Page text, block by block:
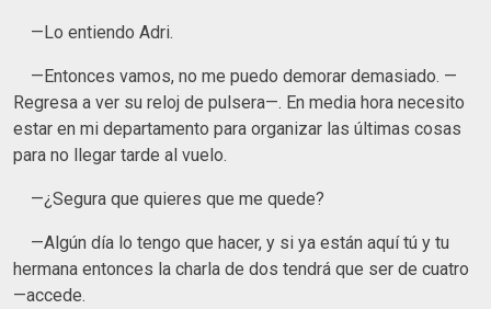
—Lo entiendo Adri.
—Entonces vamos, no me puedo demorar demasiado. —
Regresa a ver su reloj de pulsera—. En media hora necesito
estar en mi departamento para organizar las últimas cosas
para no llegar tarde al vuelo.
—¿Segura que quieres que me quede?
—Algún día lo tengo que hacer, y si ya están aquí tú y tu
hermana entonces la charla de dos tendrá que ser de cuatro
—accede.